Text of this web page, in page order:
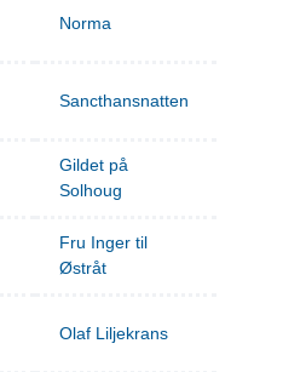
Norma
Sancthansnatten
Gildet på
Solhoug
Fru Inger til
Østråt
Olaf Liljekrans